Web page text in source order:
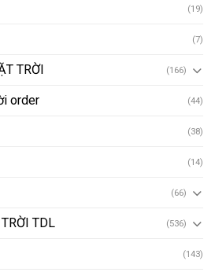
(19)
(7)
TRỜI (166)
order (44)
(38)
(14)
(66)
TDL (536)
(143)